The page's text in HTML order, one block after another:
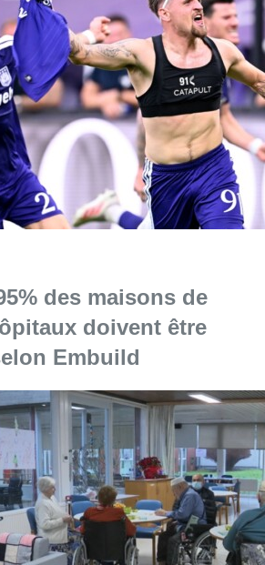
l'article "Jupiler Pro League :
des maisons de
doivent être
Embuild
l'article "Chaleur : 95% des
du Meyboom
les vivats à Bruxelles